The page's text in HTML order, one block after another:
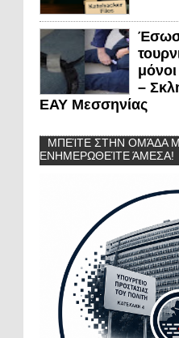
–
ΕΑΥ Μεσσηνίας
ΜΠΕΊΤΕ ΣΤΗΝ ΟΜΆΔΑ
ΕΝΗΜΕΡΩΘΕΊΤΕ ΆΜΕΣΑ!